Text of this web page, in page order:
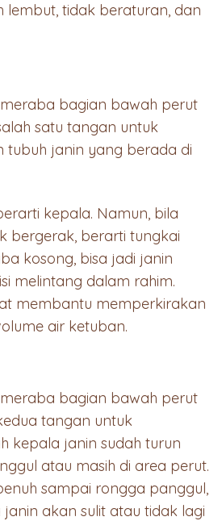
lembut, tidak beraturan, dan
bagian bawah perut
satu tangan untuk
tubuh janin yang berada di
kepala. Namun, bila
bergerak, berarti tungkai
kosong, bisa jadi janin
melintang dalam rahim.
membantu memperkirakan
air ketuban.
bagian bawah perut
tangan untuk
kepala janin sudah turun
atau masih di area perut.
sampai rongga panggul,
akan sulit atau tidak lagi